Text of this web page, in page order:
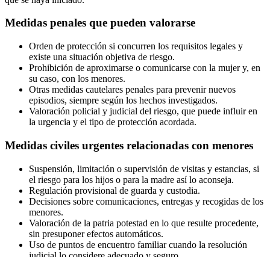
Medidas penales que pueden valorarse
Orden de protección si concurren los requisitos legales y
existe una situación objetiva de riesgo.
Prohibición de aproximarse o comunicarse con la mujer y, en
su caso, con los menores.
Otras medidas cautelares penales para prevenir nuevos
episodios, siempre según los hechos investigados.
Valoración policial y judicial del riesgo, que puede influir en
la urgencia y el tipo de protección acordada.
Medidas civiles urgentes relacionadas con menores
Suspensión, limitación o supervisión de visitas y estancias, si
el riesgo para los hijos o para la madre así lo aconseja.
Regulación provisional de guarda y custodia.
Decisiones sobre comunicaciones, entregas y recogidas de los
menores.
Valoración de la patria potestad en lo que resulte procedente,
sin presuponer efectos automáticos.
Uso de puntos de encuentro familiar cuando la resolución